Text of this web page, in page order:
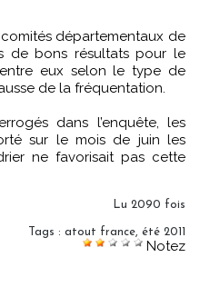
départementaux de
de bons résultats pour le
eux selon le type de
de la fréquentation.
dans l’enquête, les
sur le mois de juin les
ne favorisait pas cette
Lu 2090 fois
Tags : atout france été 2011
Notez